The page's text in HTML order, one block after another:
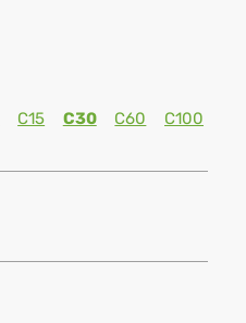
C15 C30 C60
C100